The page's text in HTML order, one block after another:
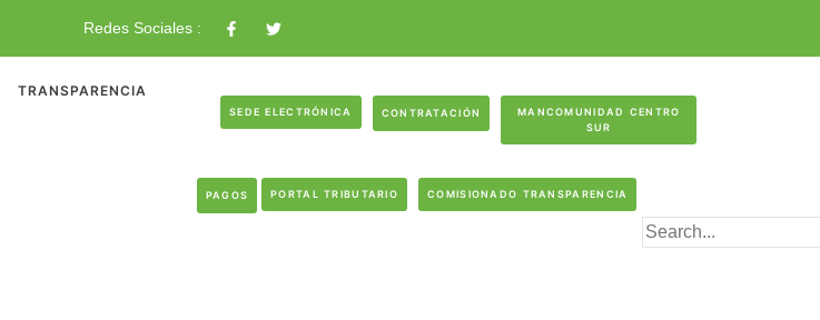
Redes Sociales :
TRANSPARENCIA
SEDE ELECTRÓNICA CONTRATACIÓN
MANCOMUNIDAD CENTRO
SUR
PAGOS PORTAL TRIBUTARIO COMISIONADO TRANSPARENCIA